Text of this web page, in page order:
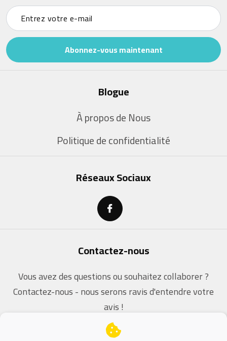
Abonnez-vous maintenant
Blogue
À propos de Nous
Politique de confidentialité
Réseaux Sociaux
Contactez-nous
Vous avez des questions ou souhaitez collaborer ?
Contactez-nous - nous serons ravis d'entendre votre
avis !
contact@dz-coders.com